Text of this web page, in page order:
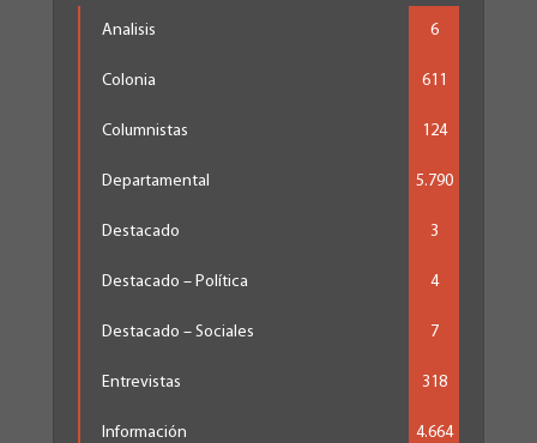
Analisis 6
Colonia 611
Columnistas 124
Departamental 5.790
Destacado 3
Destacado – Política 4
Destacado – Sociales 7
Entrevistas 318
Información 4.664